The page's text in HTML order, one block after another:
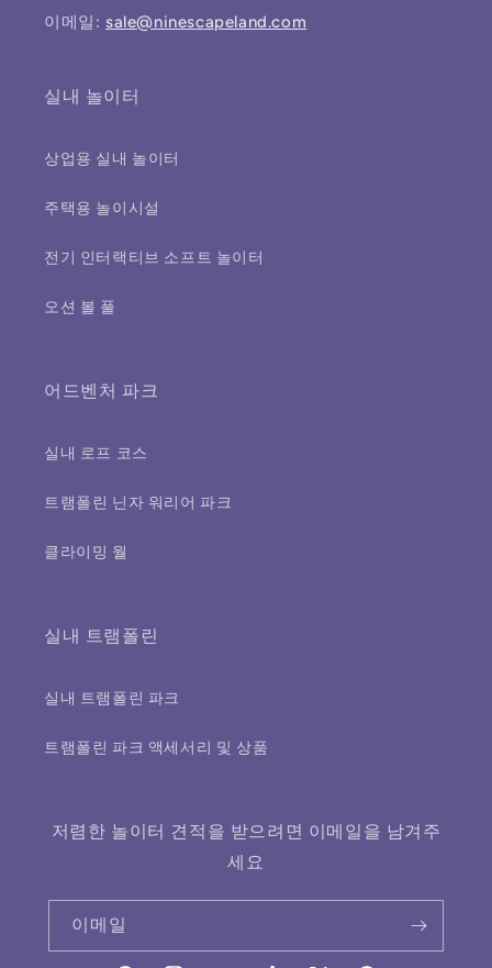
이메일:sale@ninescapeland.com
실내 놀이터
상업용 실내 놀이터
주택용 놀이시설
전기 인터랙티브 소프트 놀이터
오션 볼 풀
어드벤처 파크
실내 로프 코스
트램폴린 닌자 워리어 파크
클라이밍 월
실내 트램폴린
실내 트램폴린 파크
트램폴린 파크 액세서리 및 상품
저렴한 놀이터 견적을 받으려면 이메일을 남겨주
세요
이메일